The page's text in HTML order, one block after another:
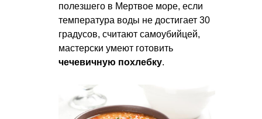
полезшего в Мертвое море, если
температура воды не достигает 30
градусов, считают самоубийцей,
мастерски умеют готовить
чечевичную похлебку.